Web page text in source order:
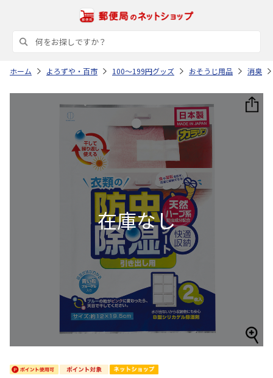
ホーム よろずや・百市 100～199円グッズ おそうじ用品 消臭